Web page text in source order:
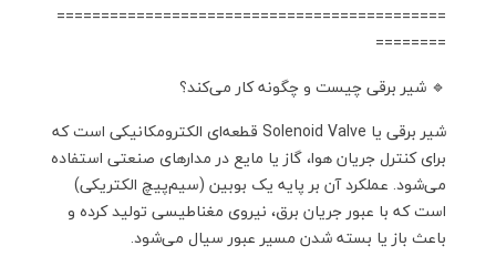
============================================
========
🔹 شیر برقی چیست و چگونه کار می‌کند؟
شیر برقی یا Solenoid Valve قطعه‌ای الکترومکانیکی است که
برای کنترل جریان هوا، گاز یا مایع در مدارهای صنعتی استفاده
می‌شود. عملکرد آن بر پایه یک بوبین (سیم‌پیچ الکتریکی)
است که با عبور جریان برق، نیروی مغناطیسی تولید کرده و
باعث باز یا بسته شدن مسیر عبور سیال می‌شود.